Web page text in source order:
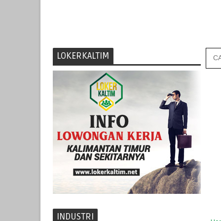
LOKERKALTIM
INDUSTRI